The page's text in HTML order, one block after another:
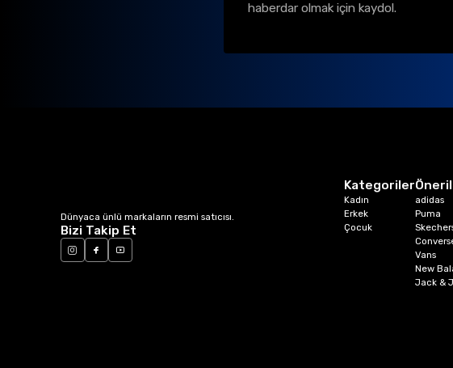
haberdar olmak için kaydol.
Dünyaca ünlü markaların resmi satıcısı.
Bizi Takip Et
Kategoriler
Kadın
Erkek
Çocuk
adidas
Puma
Vans
New
Jack &